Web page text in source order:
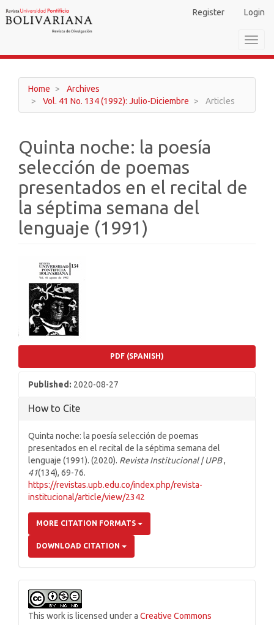
Navigation
Sidebar
Register Login
Home
Archives
Vol. 41 No. 134 (1992): Julio-Diciembre
Articles
Quinta noche: la poesía
selección de poemas
presentados en el recital de
la séptima semana del
lenguaje (1991)
Article
Sidebar
PDF (SPANISH)
Published: 2020-08-27
How to Cite
Quinta noche: la poesía selección de poemas
presentados en el recital de la séptima semana del
lenguaje (1991). (2020). Revista Institucional | UPB,
41(134), 69-76.
https://revistas.upb.edu.co/index.php/revista-
institucional/article/view/2342
MORE CITATION FORMATS
DOWNLOAD CITATION
This work is licensed under a Creative Commons